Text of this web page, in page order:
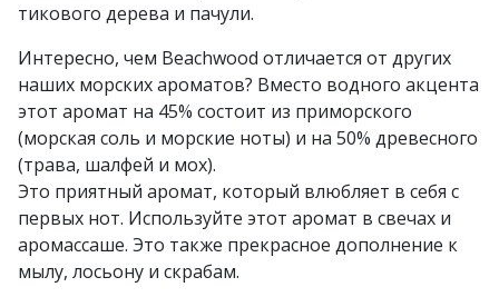
тикового дерева и пачули.
Интересно, чем Beachwood отличается от других
наших морских ароматов? Вместо водного акцента
этот аромат на 45% состоит из приморского
(морская соль и морские ноты) и на 50% древесного
(трава, шалфей и мох).
Это приятный аромат, который влюбляет в себя с
первых нот. Используйте этот аромат в свечах и
аромассаше. Это также прекрасное дополнение к
мылу, лосьону и скрабам.